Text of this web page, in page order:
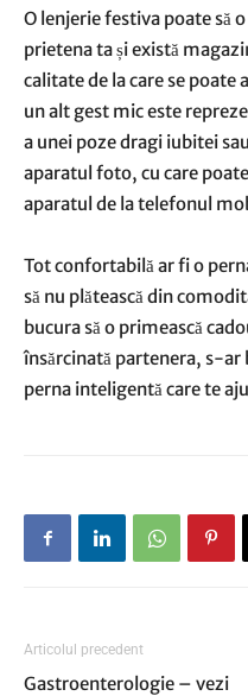
O lenjerie festiva poate să
prietena ta și există
calitate de la care se
un alt gest mic este
a unei poze dragi iubitei
aparatul foto, cu care
aparatul de la telefonul
Tot confortabilă ar fi o
să nu plătească din
bucura să o primească
însărcinată partenera, s-ar
perna inteligentă care te
Articolul precedent
Gastroenterologie – vezi